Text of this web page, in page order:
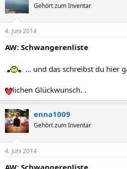
Gehört zum Inventar
4. Juni 2014
AW: Schwangerenliste
... und das schreibst du hier
lichen Glückwunsch. .
enna1009
Gehört zum Inventar
4. Juni 2014
AW: Schwangerenliste